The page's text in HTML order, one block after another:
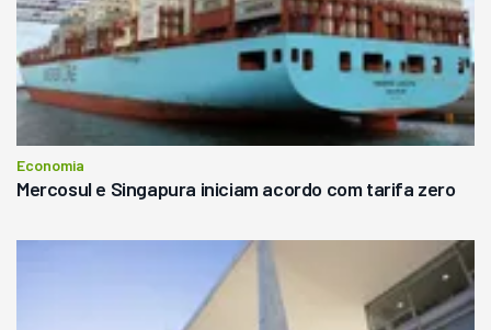
Economia
Mercosul e Singapura iniciam acordo com tarifa zero